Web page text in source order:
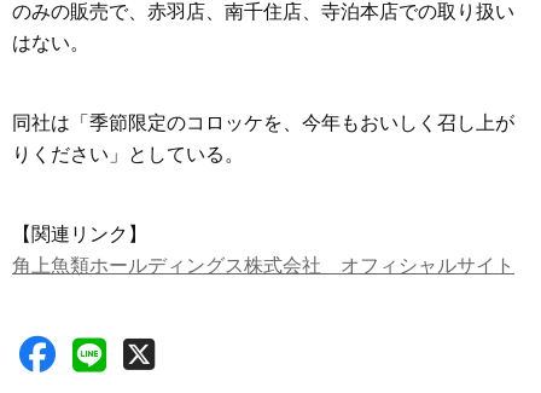
のみの販売で、赤羽店、南千住店、寺泊本店での取り扱い
はない。
同社は「季節限定のコロッケを、今年もおいしく召し上が
りください」としている。
【関連リンク】
角上魚類ホールディングス株式会社 オフィシャルサイト